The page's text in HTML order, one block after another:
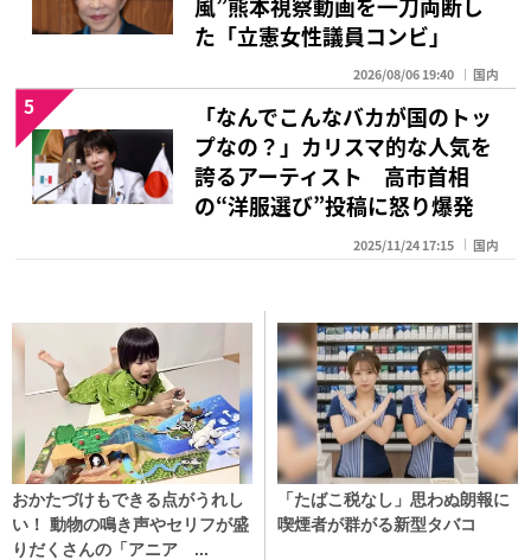
た「立憲女性議員コンビ」
2026/08/06 19:40 国内
「なんでこんなバカが国のトッ
プなの？」カリスマ的な人気を
誇るアーティスト 高市首相
の“洋服選び”投稿に怒り爆発
2025/11/24 17:15 国内
5
おかたづけもできる点がうれし
い！ 動物の鳴き声やセリフが盛
りだくさんの「アニア ...
「たばこ税なし」思わぬ朗報に
喫煙者が群がる新型タバコ